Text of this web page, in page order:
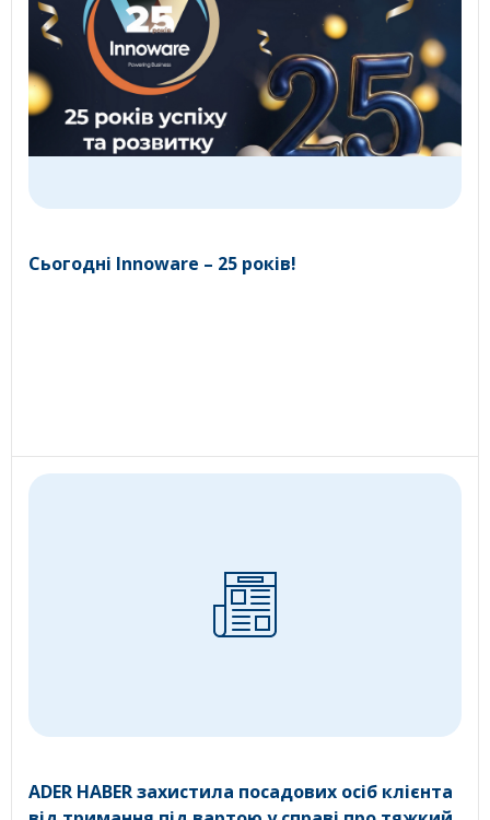
Сьогодні Innoware – 25 років!
ADER HABER захистила посадових осіб клієнта